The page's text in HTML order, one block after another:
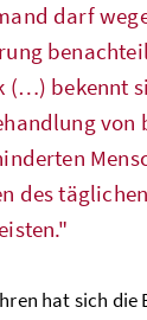
darf
(…) bekennt
von
des
hat sich